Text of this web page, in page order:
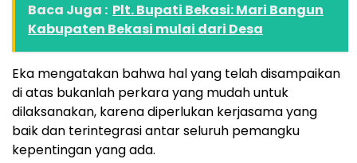
Baca Juga : Plt. Bupati Bekasi: Mari Bangun
Kabupaten Bekasi mulai dari Desa
Eka mengatakan bahwa hal yang telah disampaikan
di atas bukanlah perkara yang mudah untuk
dilaksanakan, karena diperlukan kerjasama yang
baik dan terintegrasi antar seluruh pemangku
kepentingan yang ada.